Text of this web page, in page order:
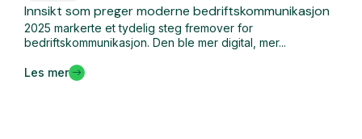
Innsikt som preger moderne bedriftskommunikasjon
2025 markerte et tydelig steg fremover for
bedriftskommunikasjon. Den ble mer digital, mer...
Les mer